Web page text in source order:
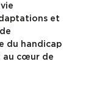
et
du handicap
au cœur de